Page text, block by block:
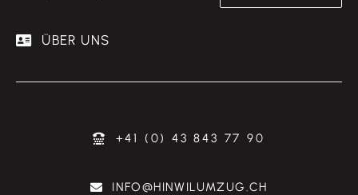
ÜBER UNS
+41 (0) 43 843 77 90
INFO@HINWILUMZUG.CH